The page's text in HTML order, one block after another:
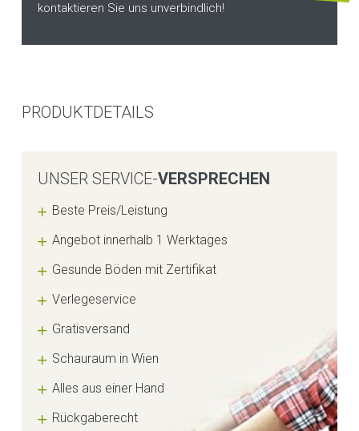
kontaktieren Sie uns unverbindlich!
PRODUKTDETAILS
UNSER SERVICE-VERSPRECHEN
Beste Preis/Leistung
Angebot innerhalb 1 Werktages
Gesunde Böden mit Zertifikat
Verlegeservice
Gratisversand
Schauraum in Wien
Alles aus einer Hand
Rückgaberecht